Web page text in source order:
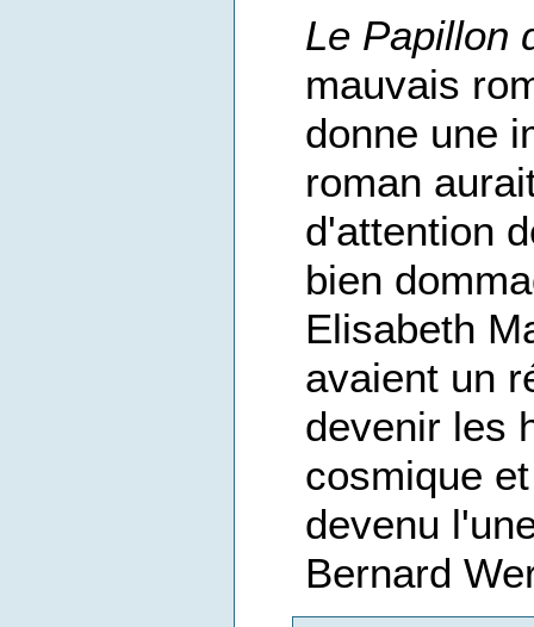
Le Papillon
mauvais
donne une
roman
d'attention
bien
Elisabeth
avaient un
devenir les
cosmique
devenu
Bernard